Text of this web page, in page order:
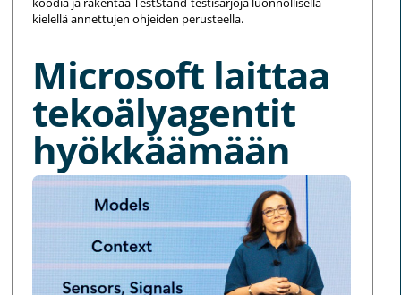
kielellä annettujen ohjeiden perusteella.
Microsoft laittaa
tekoälyagentit
hyökkäämään